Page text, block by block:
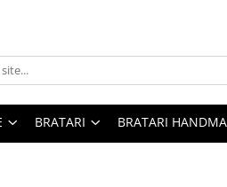
BRATARI BRATARI